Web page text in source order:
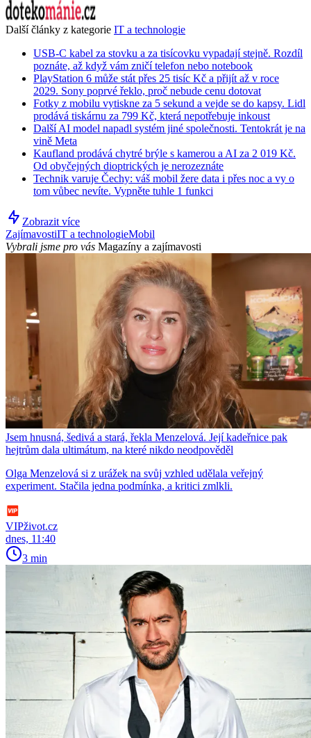
Další články z kategorie IT a technologie
USB-C kabel za stovku a za tisícovku vypadají stejně. Rozdíl
poznáte, až když vám zničí telefon nebo notebook
PlayStation 6 může stát přes 25 tisíc Kč a přijít až v roce
2029. Sony poprvé řeklo, proč nebude cenu dotovat
Fotky z mobilu vytiskne za 5 sekund a vejde se do kapsy. Lidl
prodává tiskárnu za 799 Kč, která nepotřebuje inkoust
Další AI model napadl systém jiné společnosti. Tentokrát je na
vině Meta
Kaufland prodává chytré brýle s kamerou a AI za 2 019 Kč.
Od obyčejných dioptrických je nerozeznáte
Technik varuje Čechy: váš mobil žere data i přes noc a vy o
tom vůbec nevíte. Vypněte tuhle 1 funkci
Zobrazit více
ZajímavostiIT a technologieMobil
Vybrali jsme pro vás Magazíny a zajímavosti
Jsem hnusná, šedivá a stará, řekla Menzelová. Její kadeřnice pak
hejtrům dala ultimátum, na které nikdo neodpověděl
Olga Menzelová si z urážek na svůj vzhled udělala veřejný
experiment. Stačila jedna podmínka, a kritici zmlkli.
VIPživot.cz
dnes, 11:40
3 min